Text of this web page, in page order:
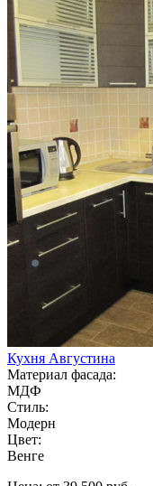
Кухня Августина
Материал фасада:
МДФ
Стиль:
Модерн
Цвет:
Венге